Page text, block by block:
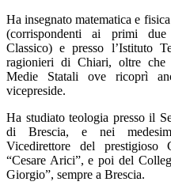
Ha insegnato matematica e
(corrispondenti ai primi
Classico) e presso l’Istituto
ragionieri di Chiari, oltre che
Medie Statali ove ricoprì
vicepreside.
Ha studiato teologia presso il
di Brescia, e nei
Vicedirettore del prestigioso
“Cesare Arici”, e poi del
Giorgio”, sempre a Brescia.